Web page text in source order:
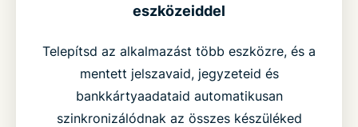
eszközeiddel
Telepítsd az alkalmazást több eszközre, és a
mentett jelszavaid, jegyzeteid és
bankkártyaadataid automatikusan
szinkronizálódnak az összes készüléked